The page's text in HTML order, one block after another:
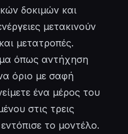
δοκιμών και
μετακινούν
μετατροπές.
όπως αντήχηση
όριο με σαφή
ένα μέρος του
στις τρεις
το μοντέλο.